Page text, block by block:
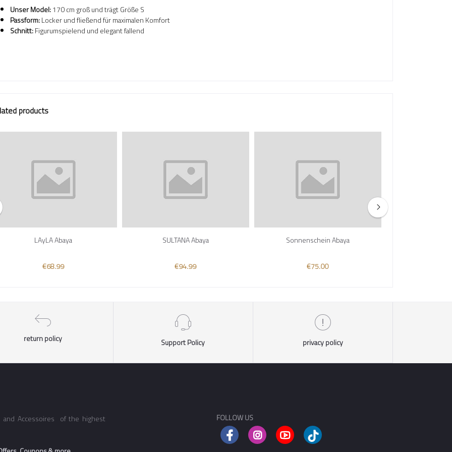
Unser Model:170 cm groß und trägt Größe S
Passform:Locker und fließend für maximalen Komfort
Schnitt:Figurumspielend und elegant fallend
products
LAyLA Abaya
€68.99
SULTANA Abaya
€94.99
Sonnenschein Abaya
€75.00
return policy Support Policy privacy policy
Accessoires of the highest FOLLOW US